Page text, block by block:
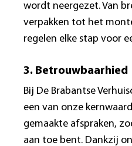
wordt neergezet. Van
verpakken tot het
regelen elke stap voor
3. Betrouwbaarhied
Bij De Brabantse
een van onze
gemaakte afspraken,
aan toe bent. Dankzij